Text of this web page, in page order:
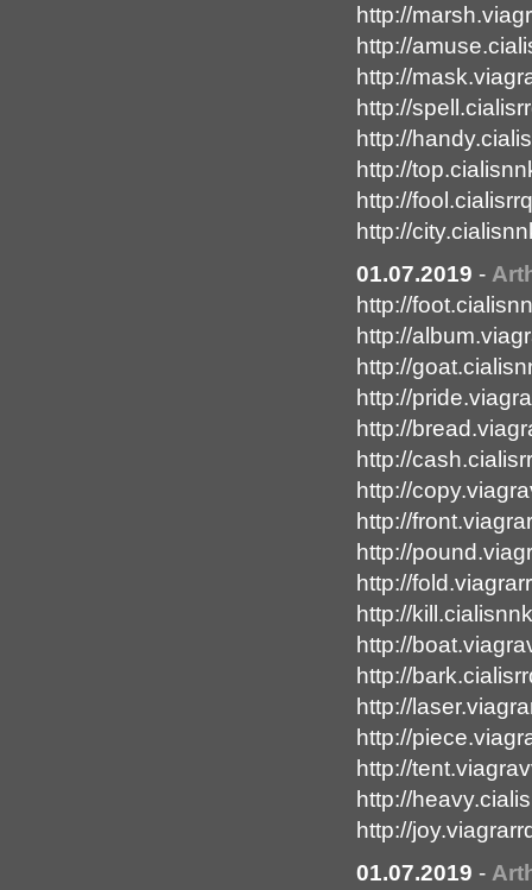
http://
http://
http://
http://
http://
http://
http://
http://
01.07.2019 -
http://
http://
http://
http://
http://
http://
http://
http://
http://
http://
http://
http://
http://
http://
http://
http://
http://
http://
01.07.2019 -